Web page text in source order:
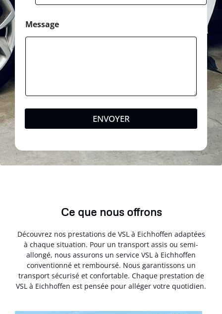
Message
ENVOYER
Ce que nous offrons
Découvrez nos prestations de VSL à Eichhoffen adaptées
à chaque situation. Pour un transport assis ou semi-
allongé, nous assurons un service VSL à Eichhoffen
conventionné et remboursé. Nous garantissons un
transport sécurisé et confortable. Chaque prestation de
VSL à Eichhoffen est pensée pour alléger votre quotidien.